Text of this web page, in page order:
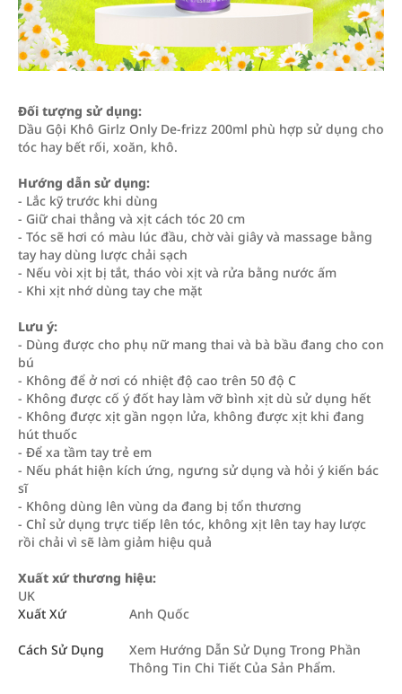
Đối tượng sử dụng:
Dầu Gội Khô Girlz Only De-frizz 200ml phù hợp sử dụng cho
tóc hay bết rối, xoăn, khô.
Hướng dẫn sử dụng:
- Lắc kỹ trước khi dùng
- Giữ chai thẳng và xịt cách tóc 20 cm
- Tóc sẽ hơi có màu lúc đầu, chờ vài giây và massage bằng
tay hay dùng lược chải sạch
- Nếu vòi xịt bị tắt, tháo vòi xịt và rửa bằng nước ấm
- Khi xịt nhớ dùng tay che mặt
Lưu ý:
- Dùng được cho phụ nữ mang thai và bà bầu đang cho con
bú
- Không để ở nơi có nhiệt độ cao trên 50 độ C
- Không được cố ý đốt hay làm vỡ bình xịt dù sử dụng hết
- Không được xịt gần ngọn lửa, không được xịt khi đang
hút thuốc
- Để xa tầm tay trẻ em
- Nếu phát hiện kích ứng, ngưng sử dụng và hỏi ý kiến bác
sĩ
- Không dùng lên vùng da đang bị tổn thương
- Chỉ sử dụng trực tiếp lên tóc, không xịt lên tay hay lược
rồi chải vì sẽ làm giảm hiệu quả
Xuất xứ thương hiệu:
UK
Xuất Xứ
Anh Quốc
Cách Sử Dụng
Xem Hướng Dẫn Sử Dụng Trong Phần
Thông Tin Chi Tiết Của Sản Phẩm.